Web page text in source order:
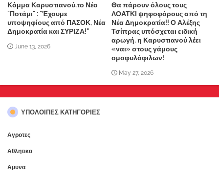
Κόμμα Καρυστιανού,το Νέο
"Ποτάμι" : "Έχουμε
υποψηφίους από ΠΑΣΟΚ, Νέα
Δημοκρατία και ΣΥΡΙΖΑ!"
June 13, 2026
Θα πάρουν όλους τους
ΛΟΑΤΚΙ ψηφοφόρους από τη
Νέα Δημοκρατία!! Ο Αλέξης
Τσίπρας υπόσχεται ειδική
αρωγή, η Καρυστιανού λέει
«ναι» στους γάμους
ομοφυλόφιλων!
May 27, 2026
ΥΠΌΛΟΙΠΕΣ ΚΑΤΗΓΟΡΊΕΣ
Αγροτες
Αθλητικα
Αμυνα